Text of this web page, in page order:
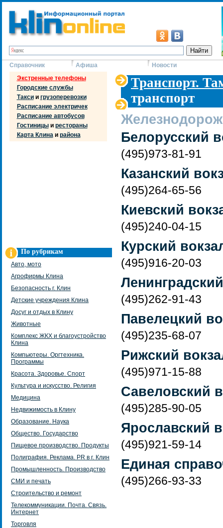
Справочник Афиша
Новости
Экстренные телефоны
Городские службы
Таксии грузоперевозки
Расписание электричек
Расписание автобусов
Гостиницыи рестораны
Карта Клинаи района
По рубрикам
Авто, мото
Агрофирмы Клина
Безопасность г. Клин
Детские учреждения Клина
Досуг и отдых в Клину
Животные
Комплекс ЖКХ и благоустройство
Клина
Компьютеры. Оргтехника.
Программы
Красота. Здоровье. Спорт
Культура и искусство. Религия
Медицина
Недвижимость в Клину
Образование. Наука
Общество. Государство
Пищевое производство. Продукты
Полиграфия. Реклама. PR в г. Клин
Промышленность. Производство
СМИ и печать
Строительство и ремонт
Телекоммуникации. Почта. Связь.
Интернет
Торговля
Транспорт.
транспорт
Белорусский
(495)973-81-91
Казанский
(495)264-65-56
Киевский
(495)240-04-15
Курский
(495)916-20-03
(495)262-91-43
Павелецкий
(495)235-68-07
Рижский
(495)971-15-88
Савеловский
(495)285-90-05
Ярославский
(495)921-59-14
Единая
(495)266-93-33